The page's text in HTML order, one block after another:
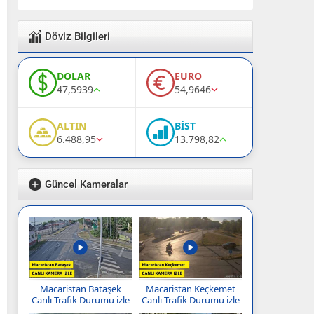
Döviz Bilgileri
DOLAR
47,5939
EURO
54,9646
ALTIN
6.488,95
BİST
13.798,82
Güncel Kameralar
Macaristan Bataşek
Canlı Trafik Durumu izle
Macaristan Keçkemet
Canlı Trafik Durumu izle